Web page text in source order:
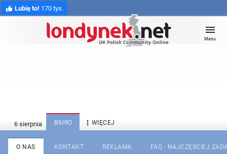
Lubię to! 170 tys.
Menu
BIURO  WIĘCEJ
O NAS KONTAKT REKLAMA FAQ - NAJCZĘŚCIEJ